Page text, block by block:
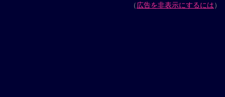
（広告を非表示にするには）